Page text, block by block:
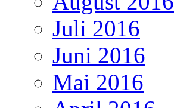
Juli 2016
Juni 2016
Mai 2016